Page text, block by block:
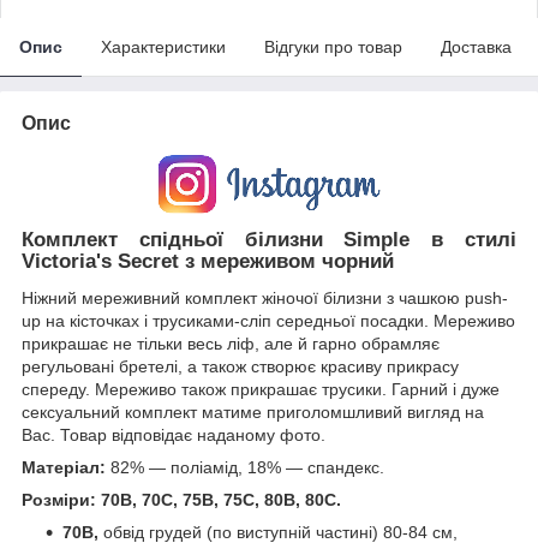
Опис Характеристики Відгуки про товар Доставка
Опис
Комплект спідньої білизни Simple в стилі
Victoria's Secret з мереживом чорний
Ніжний мереживний комплект жіночої білизни з чашкою push-
up на кісточках і трусиками-сліп середньої посадки. Мереживо
прикрашає не тільки весь ліф, але й гарно обрамляє
регульовані бретелі, а також створює красиву прикрасу
спереду. Мереживо також прикрашає трусики. Гарний і дуже
сексуальний комплект матиме приголомшливий вигляд на
Вас. Товар відповідає наданому фото.
Матеріал: 82% — поліамід, 18% — спандекс.
Розміри: 70B, 70C, 75B, 75C, 80B, 80C.
70B, обвід грудей (по виступній частині) 80-84 см,